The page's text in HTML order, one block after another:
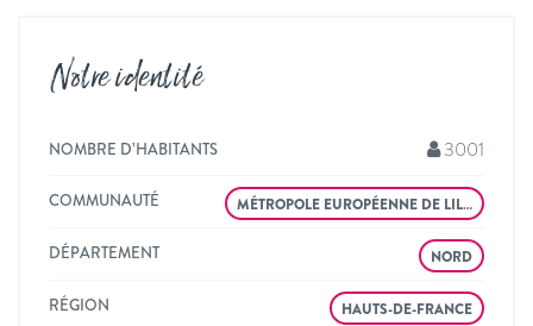
Notre identité
NOMBRE D’HABITANTS 3001
COMMUNAUTÉ MÉTROPOLE EUROPÉENNE DE LIL…
DÉPARTEMENT NORD
RÉGION HAUTS-DE-FRANCE